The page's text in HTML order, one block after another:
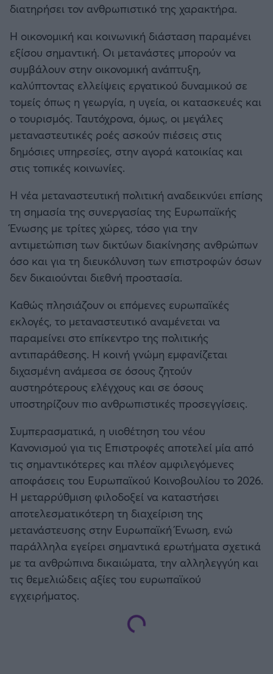
διατηρήσει τον ανθρωπιστικό της χαρακτήρα.
Η οικονομική και κοινωνική διάσταση παραμένει
εξίσου σημαντική. Οι μετανάστες μπορούν να
συμβάλουν στην οικονομική ανάπτυξη,
καλύπτοντας ελλείψεις εργατικού δυναμικού σε
τομείς όπως η γεωργία, η υγεία, οι κατασκευές και
ο τουρισμός. Ταυτόχρονα, όμως, οι μεγάλες
μεταναστευτικές ροές ασκούν πιέσεις στις
δημόσιες υπηρεσίες, στην αγορά κατοικίας και
στις τοπικές κοινωνίες.
Η νέα μεταναστευτική πολιτική αναδεικνύει επίσης
τη σημασία της συνεργασίας της Ευρωπαϊκής
Ένωσης με τρίτες χώρες, τόσο για την
αντιμετώπιση των δικτύων διακίνησης ανθρώπων
όσο και για τη διευκόλυνση των επιστροφών όσων
δεν δικαιούνται διεθνή προστασία.
Καθώς πλησιάζουν οι επόμενες ευρωπαϊκές
εκλογές, το μεταναστευτικό αναμένεται να
παραμείνει στο επίκεντρο της πολιτικής
αντιπαράθεσης. Η κοινή γνώμη εμφανίζεται
διχασμένη ανάμεσα σε όσους ζητούν
αυστηρότερους ελέγχους και σε όσους
υποστηρίζουν πιο ανθρωπιστικές προσεγγίσεις.
Συμπερασματικά, η υιοθέτηση του νέου
Κανονισμού για τις Επιστροφές αποτελεί μία από
τις σημαντικότερες και πλέον αμφιλεγόμενες
αποφάσεις του Ευρωπαϊκού Κοινοβουλίου το 2026.
Η μεταρρύθμιση φιλοδοξεί να καταστήσει
αποτελεσματικότερη τη διαχείριση της
μετανάστευσης στην Ευρωπαϊκή Ένωση, ενώ
παράλληλα εγείρει σημαντικά ερωτήματα σχετικά
με τα ανθρώπινα δικαιώματα, την αλληλεγγύη και
τις θεμελιώδεις αξίες του ευρωπαϊκού
εγχειρήματος.